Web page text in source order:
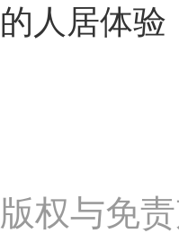
的人居体验
版权与免责